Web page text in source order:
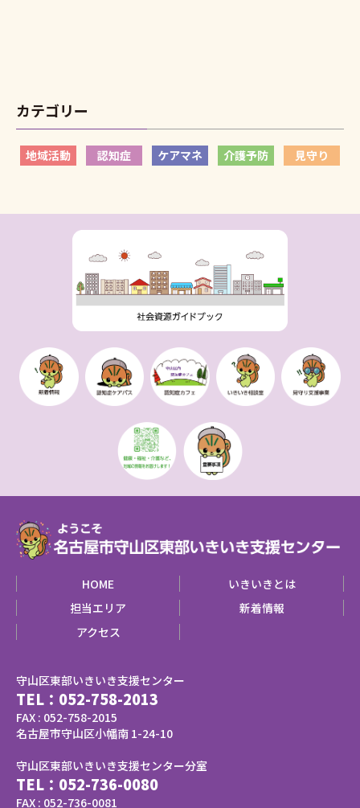
カテゴリー
地域活動 認知症 ケアマネ 介護予防 見守り
HOME
いきいきとは
担当エリア
新着情報
アクセス
守山区東部いきいき支援センター
TEL： 052-758-2013
FAX : 052-758-2015
名古屋市守山区小幡南 1-24-10
守山区東部いきいき支援センター分室
TEL： 052-736-0080
FAX : 052-736-0081